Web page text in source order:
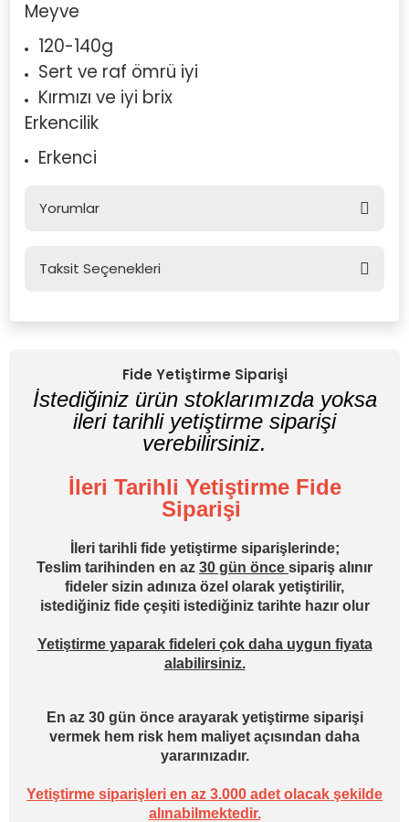
Meyve
120-140g
Sert ve raf ömrü iyi
Kırmızı ve iyi brix
Erkencilik
Erkenci
Yorumlar
Taksit Seçenekleri
Fide Yetiştirme Siparişi
İstediğiniz ürün stoklarımızda yoksa
ileri tarihli yetiştirme siparişi
verebilirsiniz.
İleri Tarihli Yetiştirme Fide
Siparişi
İleri tarihli fide yetiştirme siparişlerinde;
Teslim tarihinden en az 30 gün önce sipariş alınır
fideler sizin adınıza özel olarak yetiştirilir,
istediğiniz fide çeşiti istediğiniz tarihte hazır olur
Yetiştirme yaparak fideleri çok daha uygun fiyata
alabilirsiniz.
En az 30 gün önce arayarak yetiştirme siparişi
vermek hem risk hem maliyet açısından daha
yararınızadır.
Yetiştirme siparişleri en az 3.000 adet olacak şekilde
alınabilmektedir.